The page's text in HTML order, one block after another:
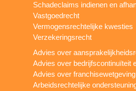
Schadeclaims indienen en
Vastgoedrecht
Vermogensrechtelijke kwesties
Verzekeringsrecht
Advies over
Advies over bedrijfscontinuïteit
Advies over franchisewetgeving
Arbeidsrechtelijke